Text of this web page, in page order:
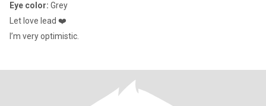
Eye color: Grey
Let love lead ❤️
I’m very optimistic.